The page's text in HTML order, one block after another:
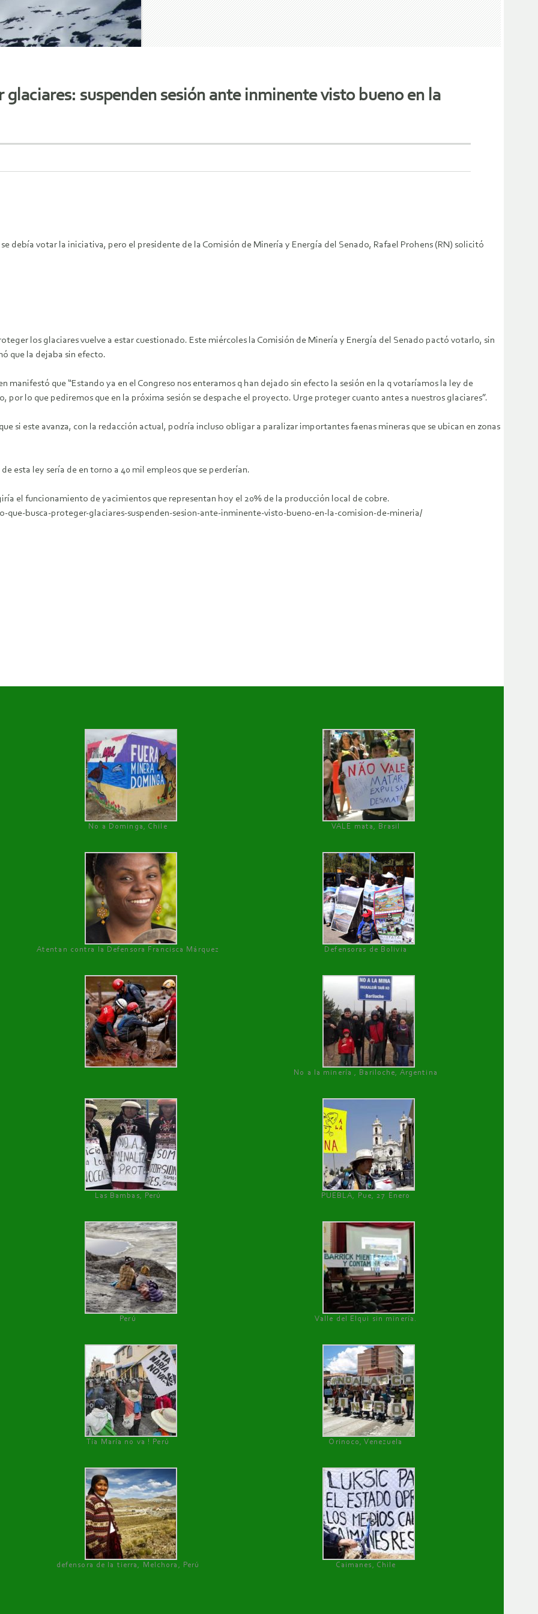
suspenden sesión ante inminente visto bueno en la
debía votar la iniciativa, pero el presidente de la Comisión de Minería y Energía del Senado, Rafael Prohens (RN) solicitó
los glaciares vuelve a estar cuestionado. Este miércoles la Comisión de Minería y Energía del Senado pactó votarlo, sin
que la dejaba sin efecto.
manifestó que “Estando ya en el Congreso nos enteramos q han dejado sin efecto la sesión en la q votaríamos la ley de
lo que pediremos que en la próxima sesión se despache el proyecto. Urge proteger cuanto antes a nuestros glaciares”.
si este avanza, con la redacción actual, podría incluso obligar a paralizar importantes faenas mineras que se ubican en zonas
esta ley sería de en torno a 40 mil empleos que se perderían.
el funcionamiento de yacimientos que representan hoy el 20% de la producción local de cobre.
busca-proteger-glaciares-suspenden-sesion-ante-inminente-visto-bueno-en-la-comision-de-mineria/
No a Dominga, Chile
VALE mata, Brasil
Atentan contra la Defensora Francisca Márquez Defensoras de Bolivia
No a la minería , Bariloche, Argentina
Las Bambas, Perú PUEBLA, Pue, 27 Enero
Perú Valle del Elqui sin minería.
Tía María no va ! Perú Orinoco, Venezuela
defensora de la tierra, Melchora, Perú Caimanes, Chile